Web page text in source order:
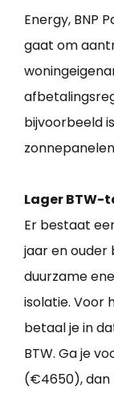
Energy, BNP
gaat om
bijvoorbeeld
Lager BTW-
Er bestaat
jaar en ouder
duurzame
isolatie. Voor
betaal je in
BTW. Ga je
(€4650), dan